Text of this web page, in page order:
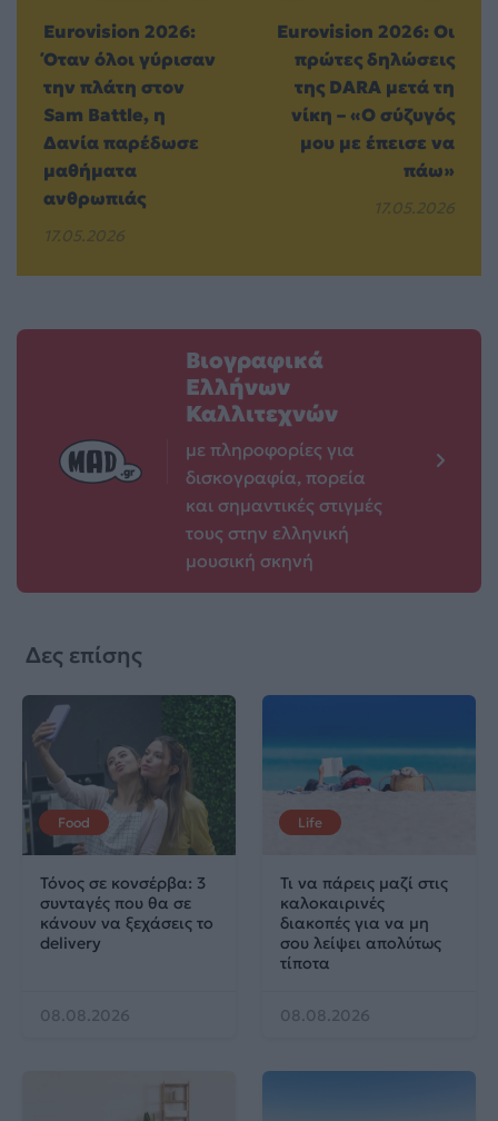
Eurovision 2026:
Όταν όλοι γύρισαν
την πλάτη στον
Sam Battle, η
Δανία παρέδωσε
μαθήματα
ανθρωπιάς
17.05.2026
Eurovision 2026: Οι
πρώτες δηλώσεις
της DARA μετά τη
νίκη – «Ο σύζυγός
μου με έπεισε να
πάω»
17.05.2026
Βιογραφικά
Ελλήνων
Καλλιτεχνών
με πληροφορίες για
δισκογραφία, πορεία
και σημαντικές στιγμές
τους στην ελληνική
μουσική σκηνή
Δες επίσης
Food
Τόνος σε κονσέρβα: 3
συνταγές που θα σε
κάνουν να ξεχάσεις το
delivery
08.08.2026
Life
Τι να πάρεις μαζί στις
καλοκαιρινές
διακοπές για να μη
σου λείψει απολύτως
τίποτα
08.08.2026